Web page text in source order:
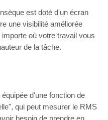
est doté d'un écran
une visibilité améliorée
où votre travail vous
de la tâche.
d'une fonction de
qui peut mesurer le RMS